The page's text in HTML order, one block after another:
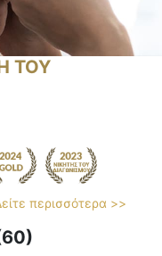
ΤΟΥ
περισσότερα >>